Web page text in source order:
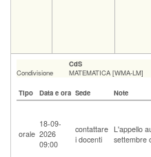
CdS
Condivisione
MATEMATICA [WMA-LM]
Tipo Data e ora Sede Note
orale
18-09-
2026
09:00
contattare
i docenti
L'appello
settembre